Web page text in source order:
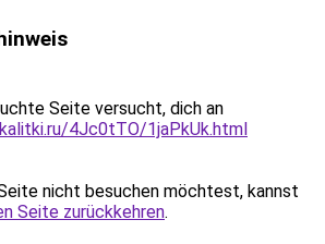
Seite versucht, dich an
4Jc0tTO/1jaPkUk.html
nicht besuchen möchtest, kannst
Seite zurückkehren.